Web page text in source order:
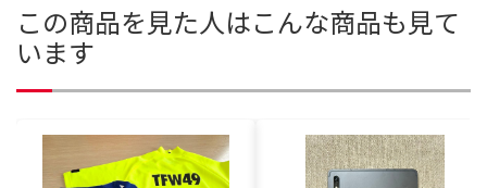
この商品を見た人はこんな商品も見て
います